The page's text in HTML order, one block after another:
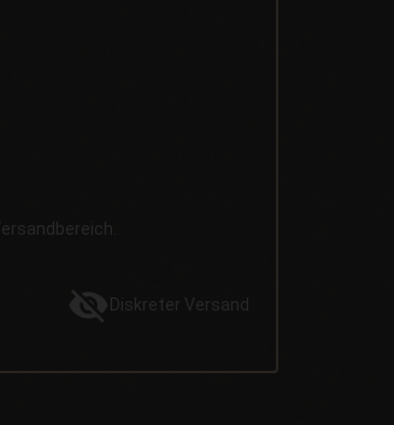
Diskreter Versand